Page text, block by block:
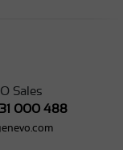
Sales
000 488